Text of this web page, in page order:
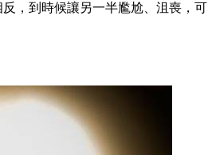
，到時候讓另一半尷尬、沮喪，可